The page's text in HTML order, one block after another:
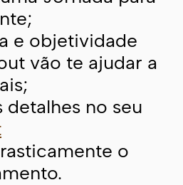
e objetividade
vão te ajudar a
detalhes no seu
o